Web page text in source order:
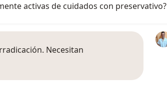
activas de cuidados con preservativo?
Necesitan